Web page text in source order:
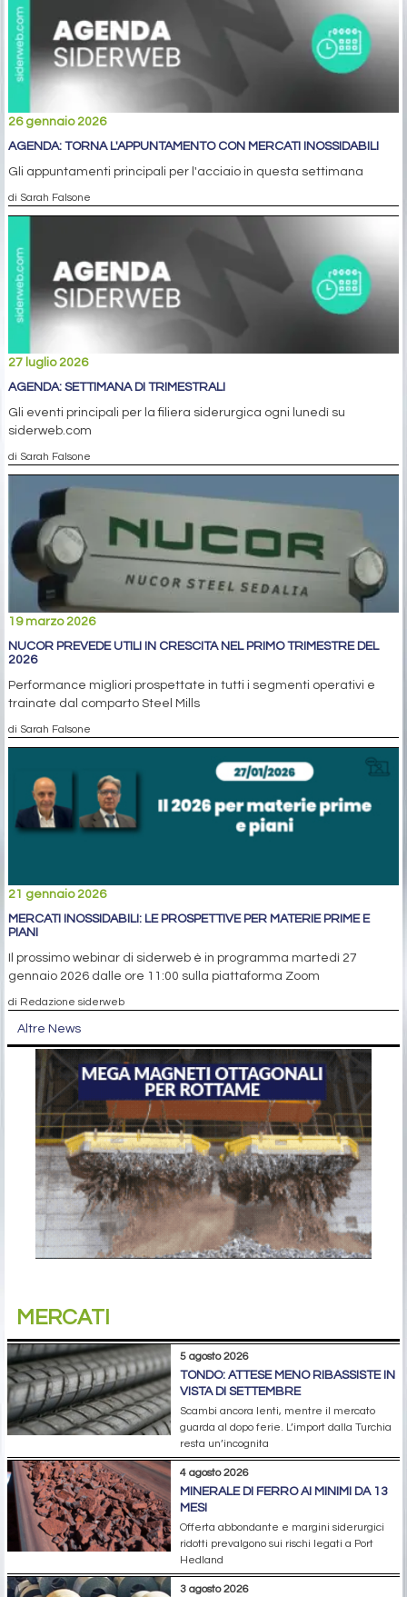
26 gennaio 2026
AGENDA: TORNA L'APPUNTAMENTO CON MERCATI INOSSIDABILI
Gli appuntamenti principali per l'acciaio in questa settimana
di Sarah Falsone
27 luglio 2026
AGENDA: SETTIMANA DI TRIMESTRALI
Gli eventi principali per la filiera siderurgica ogni lunedì su
siderweb.com
di Sarah Falsone
19 marzo 2026
NUCOR PREVEDE UTILI IN CRESCITA NEL PRIMO TRIMESTRE DEL
2026
Performance migliori prospettate in tutti i segmenti operativi e
trainate dal comparto Steel Mills
di Sarah Falsone
21 gennaio 2026
MERCATI INOSSIDABILI: LE PROSPETTIVE PER MATERIE PRIME E
PIANI
Il prossimo webinar di siderweb è in programma martedì 27
gennaio 2026 dalle ore 11:00 sulla piattaforma Zoom
di Redazione siderweb
Altre News
MERCATI
5 agosto 2026
TONDO: ATTESE MENO RIBASSISTE IN
VISTA DI SETTEMBRE
Scambi ancora lenti, mentre il mercato
guarda al dopo ferie. L’import dalla Turchia
resta un’incognita
4 agosto 2026
MINERALE DI FERRO AI MINIMI DA 13
MESI
Offerta abbondante e margini siderurgici
ridotti prevalgono sui rischi legati a Port
Hedland
3 agosto 2026